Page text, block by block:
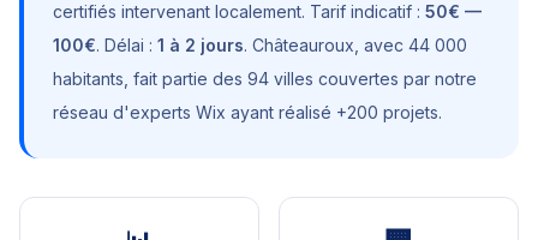
certifiés intervenant localement. Tarif indicatif : 50€ —
100€. Délai : 1 à 2 jours. Châteauroux , avec 44 000
habitants , fait partie des 94 villes couvertes par notre
réseau d'experts Wix ayant réalisé +200 projets.